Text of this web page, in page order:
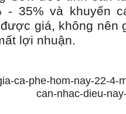
- 35% và khuyến
giá, không nên
lợi nhuận.
ca-phe-hom-nay-22-4-
can-nhac-dieu-